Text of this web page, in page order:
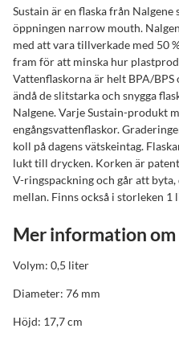
Sustain är en flaska från
öppningen narrow mouth.
med att vara tillverkade med 50
fram för att minska hur
Vattenflaskorna är helt BPA/
ändå de slitstarka och snygga
Nalgene. Varje Sustain-produkt
engångsvattenflaskor.
koll på dagens vätskeintag.
lukt till drycken. Korken är
V-ringspackning och går att
mellan. Finns också i storleken
Mer information om
Volym: 0,5 liter
Diameter: 76 mm
Höjd: 17,7 cm